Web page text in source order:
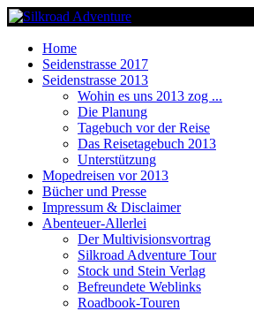
Home
Seidenstrasse 2017
Seidenstrasse 2013
Wohin es uns 2013 zog ...
Die Planung
Tagebuch vor der Reise
Das Reisetagebuch 2013
Unterstützung
Mopedreisen vor 2013
Bücher und Presse
Impressum & Disclaimer
Abenteuer-Allerlei
Der Multivisionsvortrag
Silkroad Adventure Tour
Stock und Stein Verlag
Befreundete Weblinks
Roadbook-Touren